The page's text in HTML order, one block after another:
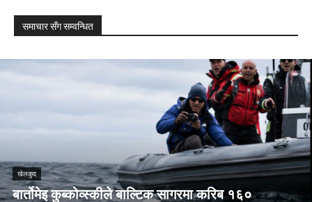
समाचार सँग सम्वन्धित
खेलकुद
बार्तोमेइ कुब्कोव्स्कीले बाल्टिक सागरमा करिब १६०